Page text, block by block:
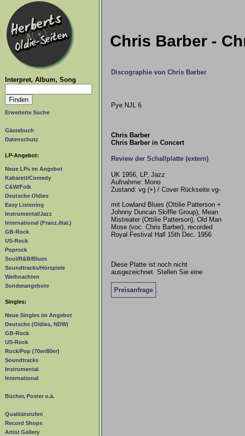
Interpret, Album, Song
Erweiterte Suche
Gästebuch
Datenschutz
LP-Angebot:
Neue LPs im Angebot
Kabarett/Comedy
C&W/Folk
Deutsche Oldies
Easy Listening
Instrumental/Jazz
International (Franz./Ital.)
GB-Rock
US-Rock
Poprock
Soul/R&B/Blues
Soundtracks/Hörspiele
Weihnachten
Sonderangebote
Singles:
Neue Singles im Angebot
Deutsche (Oldies, NDW)
GB-Rock
US-Rock
Rock/Pop (70er/80er)
Soundtracks
Instrumental
International
Bücher, Poster o.ä.
Qualitätstufen
Record Shops
Artist Gallery
Chris Barber -
Discographie von Chris Barber
Pye NJL 6
Chris Barber
Chris Barber in Concert
Review der Schallplatte (extern)
UK 1956, LP, Jazz
Aufnahme: Mono
Zustand: vg (+) / Cover Rückseite vg-
mit Lowland Blues (Ottilie Patterson +
Johnny Duncan Skiffle Group), Mean
Mistreater (Ottilie Patterson), Old Man
Mose (voc. Chris Barber), recorded
Royal Festival Hall 15th Dec. 1956
Diese Platte ist noch nicht
ausgezeichnet. Stellen Sie eine
Preisanfrage